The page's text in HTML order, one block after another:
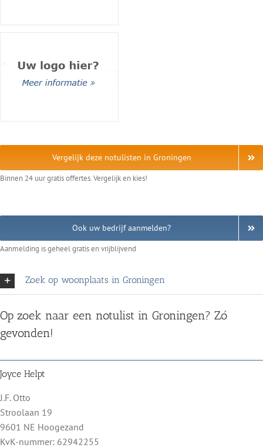
Vergelijk deze notulisten in Groningen
Binnen 24 uur gratis offertes. Vergelijk en kies!
Ook uw bedrijf aanmelden?
Aanmelding is geheel gratis en vrijblijvend
Zoek op woonplaats in Groningen
Op zoek naar een notulist in Groningen? Zó
gevonden!
Joyce Helpt
J.F. Otto
Stroolaan 19
9601 NE Hoogezand
KvK-nummer: 62942255